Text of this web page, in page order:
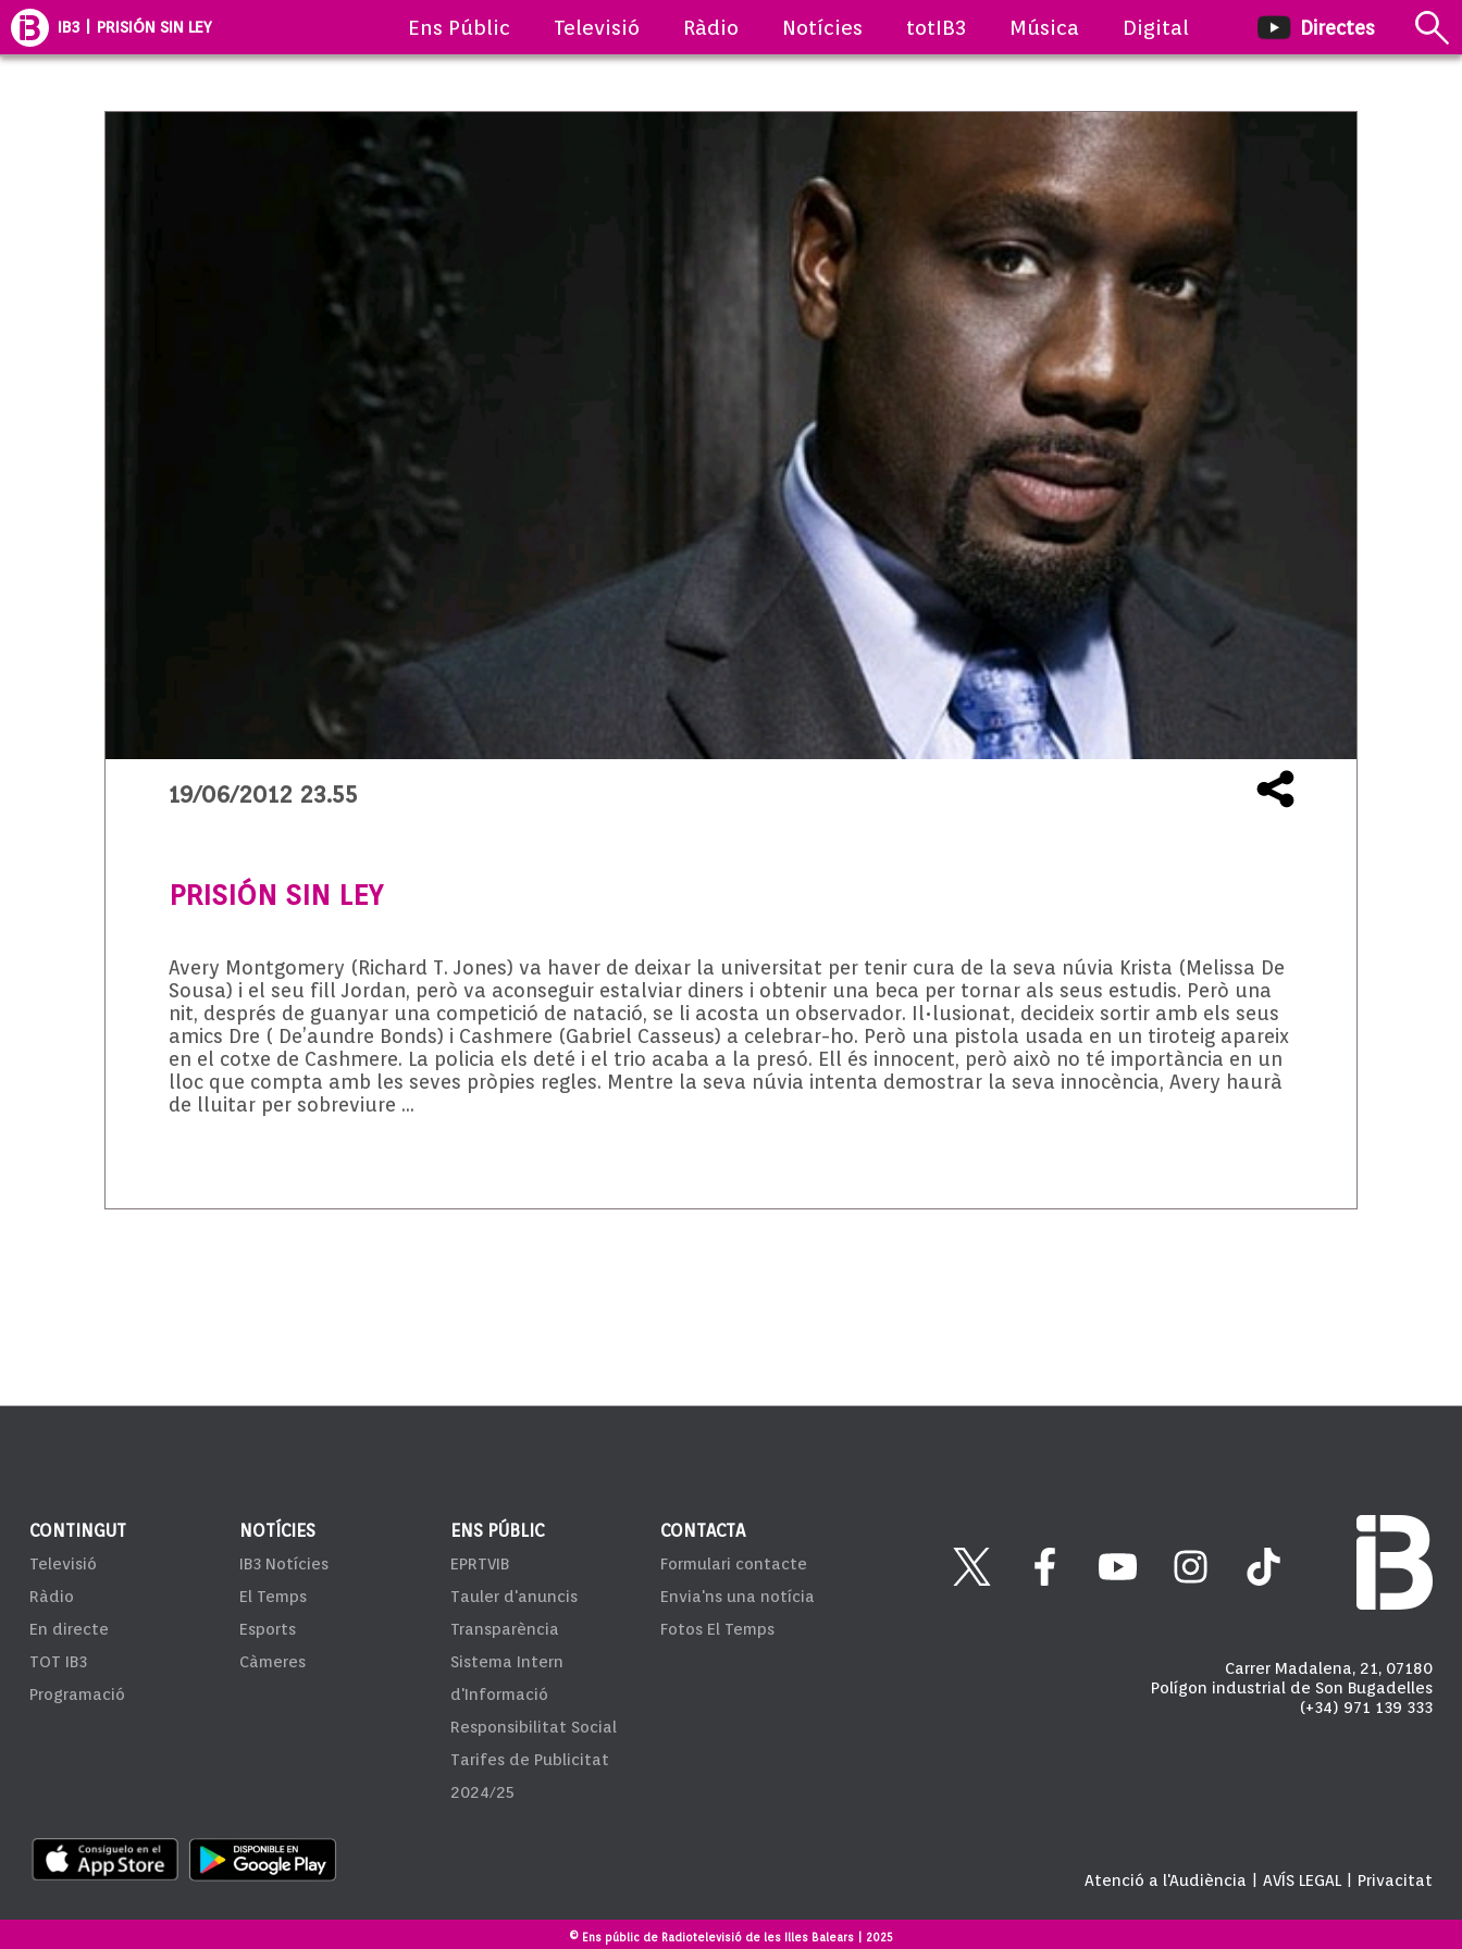
IB3 | PRISIÓN SIN LEY Ens Públic Televisió Ràdio Notícies totIB3 Música Digital Directes
19/06/2012 23.55
PRISIÓN SIN LEY
Avery Montgomery (Richard T. Jones) va haver de deixar la universitat per tenir cura de la seva núvia Krista (Melissa De
Sousa) i el seu fill Jordan, però va aconseguir estalviar diners i obtenir una beca per tornar als seus estudis. Però una
nit, després de guanyar una competició de natació, se li acosta un observador. Il•lusionat, decideix sortir amb els seus
amics Dre ( De’aundre Bonds) i Cashmere (Gabriel Casseus) a celebrar-ho. Però una pistola usada en un tiroteig apareix
en el cotxe de Cashmere. La policia els deté i el trio acaba a la presó. Ell és innocent, però això no té importància en un
lloc que compta amb les seves pròpies regles. Mentre la seva núvia intenta demostrar la seva innocència, Avery haurà
de lluitar per sobreviure …
CONTINGUT
Televisió
Ràdio
En directe
TOT IB3
Programació
NOTÍCIES
IB3 Notícies
El Temps
Esports
Càmeres
ENS PÚBLIC
EPRTVIB
Tauler d'anuncis
Transparència
Sistema Intern
d'Informació
Responsibilitat Social
Tarifes de Publicitat
2024/25
CONTACTA
Formulari contacte
Envia'ns una notícia
Fotos El Temps
Carrer Madalena, 21, 07180
Polígon industrial de Son Bugadelles
(+34) 971 139 333
Atenció a l'Audiència |AVÍS LEGAL Privacitat
© Ens públic de Radiotelevisió de les Illes Balears | 2025